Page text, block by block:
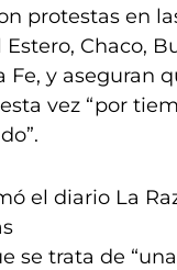
protestas en
Chaco,
Fe, y aseguran
vez “por
el diario La
se trata de